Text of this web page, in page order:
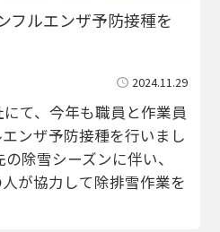
フルエンザ予防接種を
2024.11.29
て、今年も職員と作業員
ンザ予防接種を行いまし
除雪シーズンに伴い、
が協力して除排雪作業を